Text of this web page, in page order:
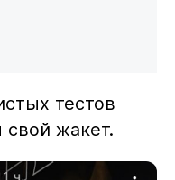
тестов
свой жакет.